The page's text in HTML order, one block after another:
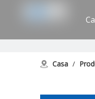
Casa /